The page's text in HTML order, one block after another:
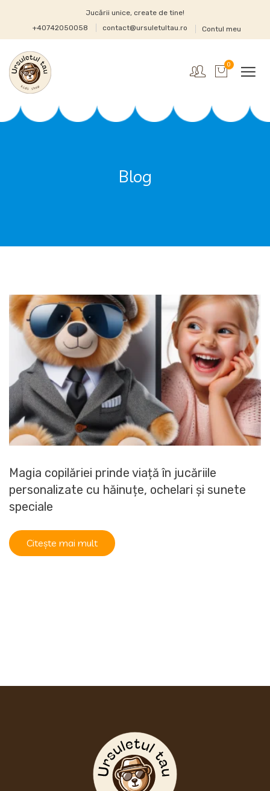
Jucării unice, create de tine!
+40742050058
contact@ursuletultau.ro Contul meu
0
Blog
Magia copilăriei prinde viață în jucăriile
personalizate cu hăinuțe, ochelari și sunete
speciale
Citește mai mult